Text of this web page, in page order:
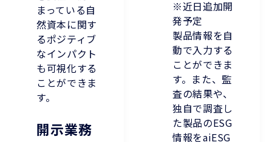
まっている自
然資本に関す
るポジティブ
なインパクト
も可視化する
ことができま
す。
開示業務
※近日追加開
発予定
製品情報を自
動で入力する
ことができま
す。また、監
査の結果や、
独自で調査し
た製品のESG
情報をaiESG